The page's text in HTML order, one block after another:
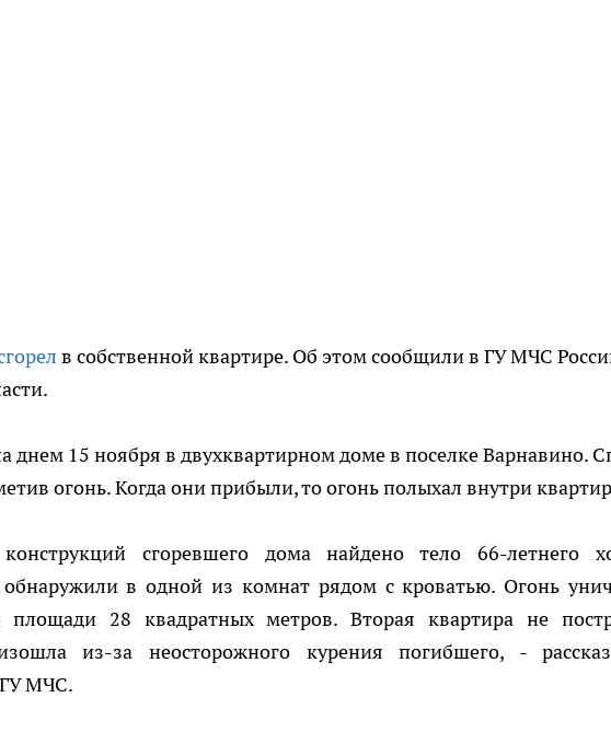
в собственной квартире. Об этом сообщили в ГУ МЧС
днем 15 ноября в двухквартирном доме в поселке Варнавино.
огонь. Когда они прибыли, то огонь полыхал внутри
сгоревшего дома найдено тело 66-летнего
в одной из комнат рядом с кроватью. Огонь
28 квадратных метров. Вторая квартира не
из-за неосторожного курения погибшего, -
МЧС.